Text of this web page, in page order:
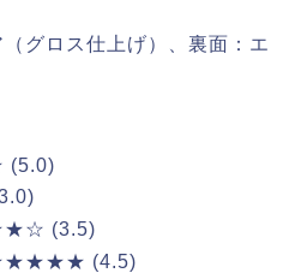
グロス仕上げ）、裏面：エ
(3.5)
★★★★★ (4.5)